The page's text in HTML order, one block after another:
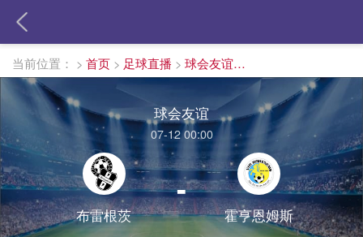
当前位置： > 首页 > 足球直播 > 球会友谊直播
球会友谊
07-12 00:00
布雷根茨
-
霍亨恩姆斯